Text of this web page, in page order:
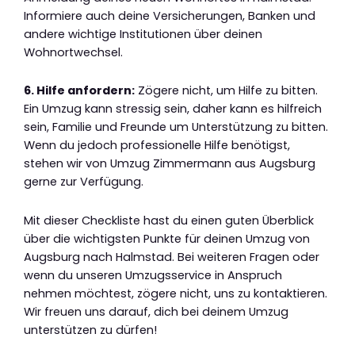
Informiere auch deine Versicherungen, Banken und
andere wichtige Institutionen über deinen
Wohnortwechsel.
6. Hilfe anfordern: Zögere nicht, um Hilfe zu bitten.
Ein Umzug kann stressig sein, daher kann es hilfreich
sein, Familie und Freunde um Unterstützung zu bitten.
Wenn du jedoch professionelle Hilfe benötigst,
stehen wir von Umzug Zimmermann aus Augsburg
gerne zur Verfügung.
Mit dieser Checkliste hast du einen guten Überblick
über die wichtigsten Punkte für deinen Umzug von
Augsburg nach Halmstad. Bei weiteren Fragen oder
wenn du unseren Umzugsservice in Anspruch
nehmen möchtest, zögere nicht, uns zu kontaktieren.
Wir freuen uns darauf, dich bei deinem Umzug
unterstützen zu dürfen!